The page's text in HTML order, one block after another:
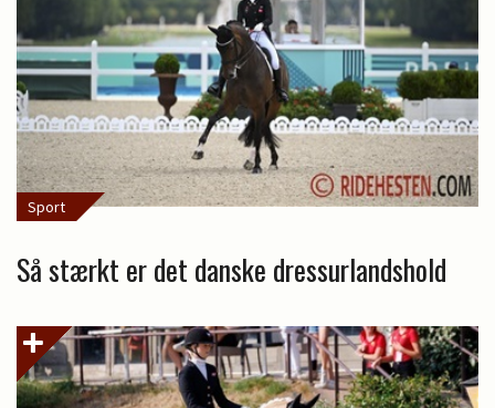
Sport
Så stærkt er det danske dressurlandshold